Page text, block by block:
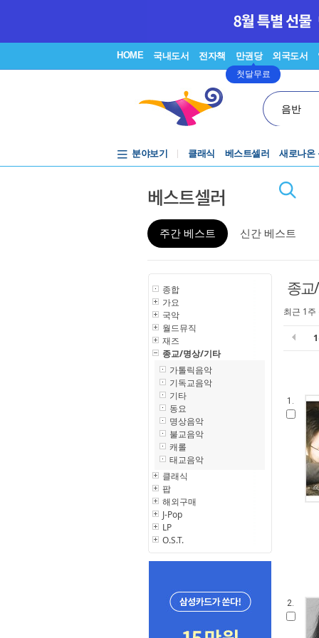
HOME 국내도서 전자책 만권당
첫달무료
외국도서
음반
분야보기 클래식 베스트셀러 새로나온
베스트셀러
주간 베스트 신간 베스트
종합
가요
국악
월드뮤직
재즈
종교/명상/기타
가톨릭음악
기독교음악
기타
동요
명상음악
불교음악
캐롤
태교음악
클래식
팝
해외구매
J-Pop
LP
O.S.T.
종교
최근 1
1.
2.